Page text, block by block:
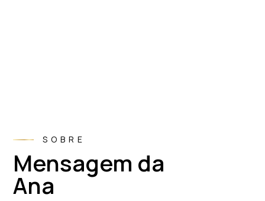
SOBRE
Mensagem da
Ana